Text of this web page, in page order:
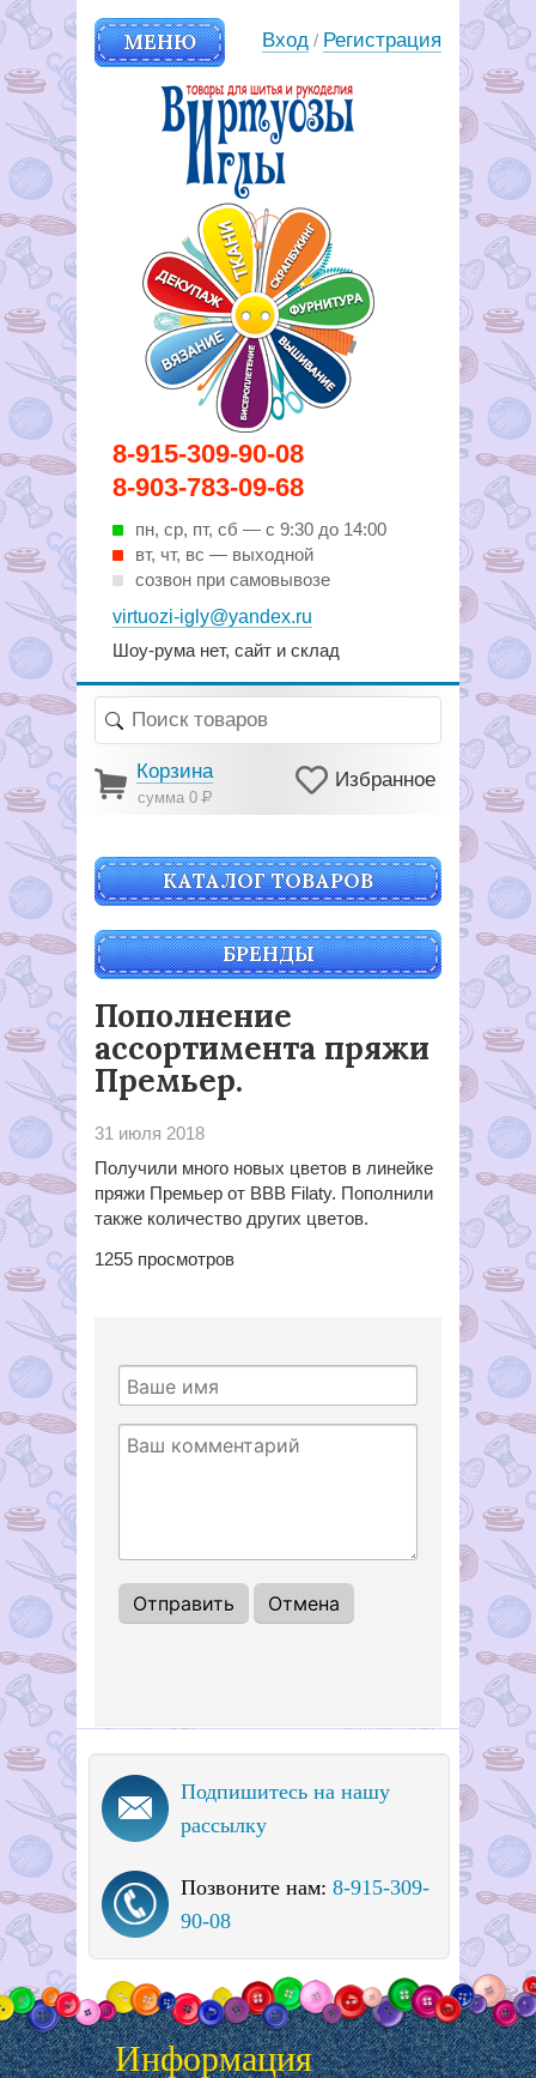
8-915-309-90-08
8-903-783-09-68
пн, ср, пт, cб — с 9:30 до 14:00
вт, чт, вс — выходной
созвон при самовывозе
virtuozi-igly@yandex.ru
Шоу-рума нет, сайт и склад
МЕНЮ
Вирутозы иглы. Товары для
шитья и рукоделья
Вход / Регистрация
Корзина
сумма 0Р
Избранное
КАТАЛОГ ТОВАРОВ
БРЕНДЫ
Пополнение
ассортимента пряжи
Премьер.
31 июля 2018
Получили много новых цветов в линейке
пряжи Премьер от ВВВ Filaty. Пополнили
также количество других цветов.
1255 просмотров
Подпишитесь на нашу
рассылку
Позвоните нам: 8-915-309-
90-08
Информация